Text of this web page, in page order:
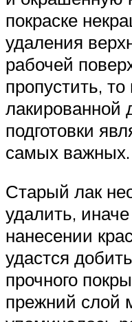
покраске
удаления
рабочей
пропустить,
лакированной
подготовки
самых важных.
Старый лак
удалить,
нанесении
удастся
прочного
прежний слой